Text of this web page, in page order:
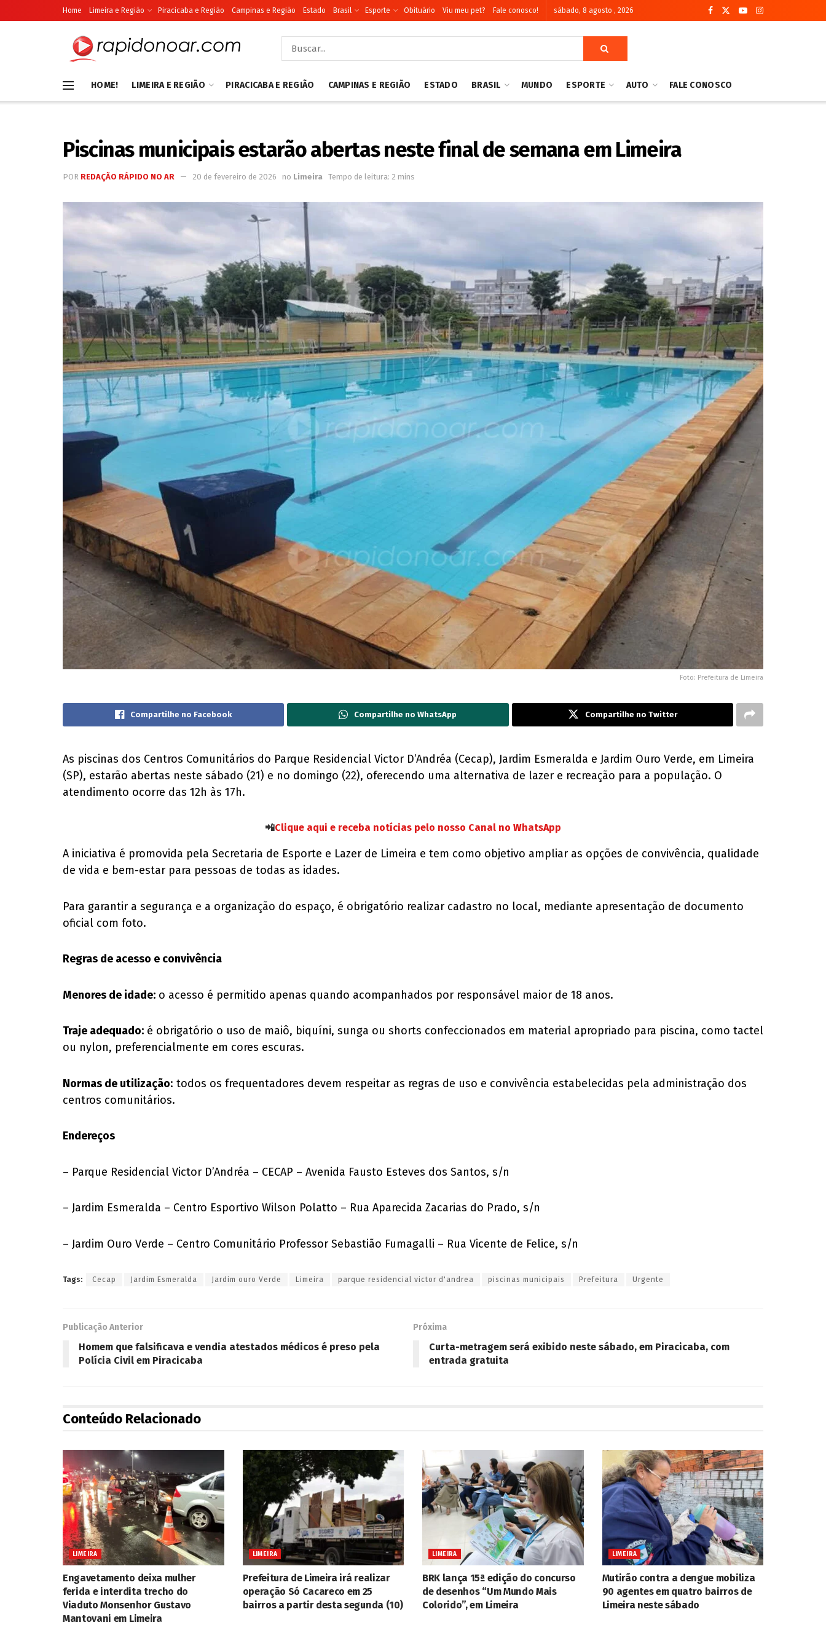
Home Limeira e Região Piracicaba e Região Campinas e Região Estado Brasil Esporte Obituário Viu meu pet? Fale conosco! sábado, 8 agosto , 2026
HOME! LIMEIRA E REGIÃO PIRACICABA E REGIÃO CAMPINAS E REGIÃO ESTADO BRASIL MUNDO ESPORTE AUTO FALE CONOSCO
Piscinas municipais estarão abertas neste final de semana em Limeira
POR REDAÇÃO RÁPIDO NO AR 20 de fevereiro de 2026 no Limeira Tempo de leitura: 2 mins
Foto: Prefeitura de Limeira
Compartilhe no Facebook Compartilhe no WhatsApp Compartilhe no Twitter
As piscinas dos Centros Comunitários do Parque Residencial Victor D’Andréa (Cecap), Jardim Esmeralda e Jardim Ouro Verde, em Limeira
(SP), estarão abertas neste sábado (21) e no domingo (22), oferecendo uma alternativa de lazer e recreação para a população. O
atendimento ocorre das 12h às 17h.
📲Clique aqui e receba notícias pelo nosso Canal no WhatsApp
A iniciativa é promovida pela Secretaria de Esporte e Lazer de Limeira e tem como objetivo ampliar as opções de convivência, qualidade
de vida e bem-estar para pessoas de todas as idades.
Para garantir a segurança e a organização do espaço, é obrigatório realizar cadastro no local, mediante apresentação de documento
oficial com foto.
Regras de acesso e convivência
Menores de idade: o acesso é permitido apenas quando acompanhados por responsável maior de 18 anos.
Traje adequado: é obrigatório o uso de maiô, biquíni, sunga ou shorts confeccionados em material apropriado para piscina, como tactel
ou nylon, preferencialmente em cores escuras.
Normas de utilização: todos os frequentadores devem respeitar as regras de uso e convivência estabelecidas pela administração dos
centros comunitários.
Endereços
– Parque Residencial Victor D’Andréa – CECAP – Avenida Fausto Esteves dos Santos, s/n
– Jardim Esmeralda – Centro Esportivo Wilson Polatto – Rua Aparecida Zacarias do Prado, s/n
– Jardim Ouro Verde – Centro Comunitário Professor Sebastião Fumagalli – Rua Vicente de Felice, s/n
Tags: Cecap Jardim Esmeralda Jardim ouro Verde Limeira parque residencial victor d'andrea piscinas municipais Prefeitura Urgente
Publicação Anterior
Homem que falsificava e vendia atestados médicos é preso pela
Polícia Civil em Piracicaba
Próxima
Curta-metragem será exibido neste sábado, em Piracicaba, com
entrada gratuita
Conteúdo Relacionado
LIMEIRA
Engavetamento deixa mulher
ferida e interdita trecho do
Viaduto Monsenhor Gustavo
Mantovani em Limeira
LIMEIRA
Prefeitura de Limeira irá realizar
operação Só Cacareco em 25
bairros a partir desta segunda (10)
LIMEIRA
BRK lança 15ª edição do concurso
de desenhos “Um Mundo Mais
Colorido”, em Limeira
LIMEIRA
Mutirão contra a dengue mobiliza
90 agentes em quatro bairros de
Limeira neste sábado